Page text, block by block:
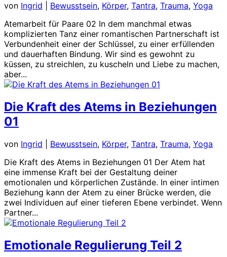
von Ingrid Bewusstsein, Körper, Tantra, Trauma, Yoga
Atemarbeit für Paare 02 In dem manchmal etwas
komplizierten Tanz einer romantischen Partnerschaft ist
Verbundenheit einer der Schlüssel, zu einer erfüllenden
und dauerhaften Bindung. Wir sind es gewohnt zu
küssen, zu streichlen, zu kuscheln und Liebe zu machen,
aber...
Die Kraft des Atems in Beziehungen
01
von Ingrid Bewusstsein, Körper, Tantra, Trauma, Yoga
Die Kraft des Atems in Beziehungen 01 Der Atem hat
eine immense Kraft bei der Gestaltung deiner
emotionalen und körperlichen Zustände. In einer intimen
Beziehung kann der Atem zu einer Brücke werden, die
zwei Individuen auf einer tieferen Ebene verbindet. Wenn
Partner...
Emotionale Regulierung Teil 2